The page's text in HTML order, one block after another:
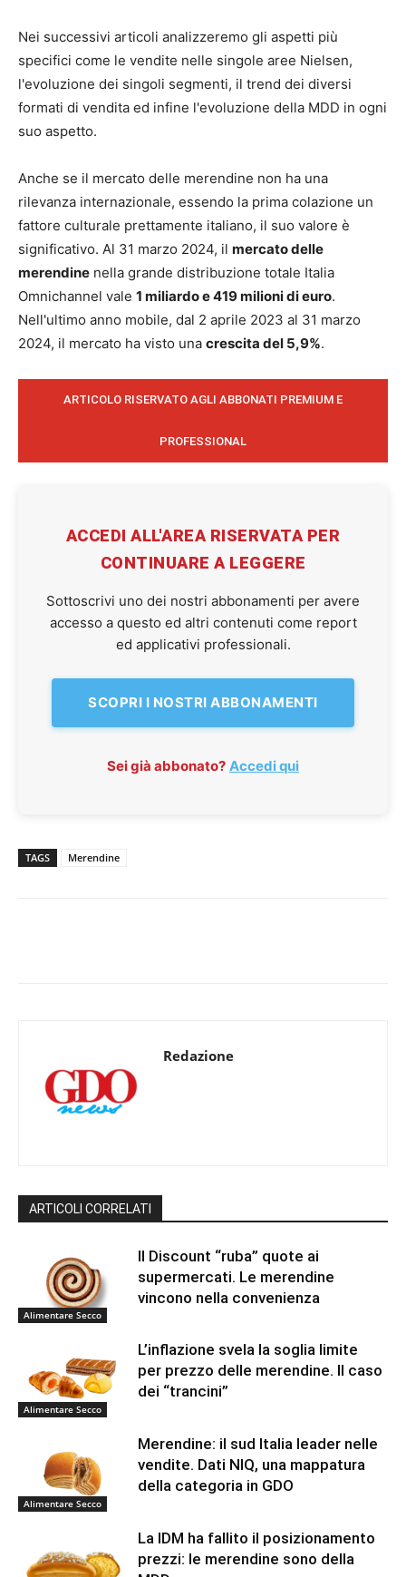
Nei successivi articoli analizzeremo gli aspetti più
specifici come le vendite nelle singole aree Nielsen,
l'evoluzione dei singoli segmenti, il trend dei diversi
formati di vendita ed infine l'evoluzione della MDD in ogni
suo aspetto.
Anche se il mercato delle merendine non ha una
rilevanza internazionale, essendo la prima colazione un
fattore culturale prettamente italiano, il suo valore è
significativo. Al 31 marzo 2024, il mercato delle
merendine nella grande distribuzione totale Italia
Omnichannel vale 1 miliardo e 419 milioni di euro.
Nell'ultimo anno mobile, dal 2 aprile 2023 al 31 marzo
2024, il mercato ha visto una crescita del 5,9%.
ARTICOLO RISERVATO AGLI ABBONATI PREMIUM E
PROFESSIONAL
ACCEDI ALL'AREA RISERVATA PER
CONTINUARE A LEGGERE
Sottoscrivi uno dei nostri abbonamenti per avere
accesso a questo ed altri contenuti come report
ed applicativi professionali.
SCOPRI I NOSTRI ABBONAMENTI
Sei già abbonato? Accedi qui
TAGS Merendine
Redazione
ARTICOLI CORRELATI
Alimentare Secco
Il Discount “ruba” quote ai
supermercati. Le merendine
vincono nella convenienza
Alimentare Secco
L’inflazione svela la soglia limite
per prezzo delle merendine. Il caso
dei “trancini”
Alimentare Secco
Merendine: il sud Italia leader nelle
vendite. Dati NIQ, una mappatura
della categoria in GDO
La IDM ha fallito il posizionamento
prezzi: le merendine sono della